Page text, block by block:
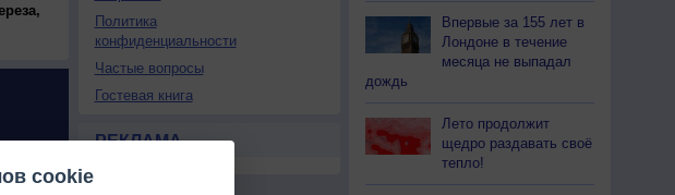
Политика
конфиденциальности
Частые вопросы
Гостевая книга
РЕКЛАМА
Впервые за 155 лет в
Лондоне в течение
месяца не выпадал
дождь
Лето продолжит
щедро раздавать своё
тепло!
cookie